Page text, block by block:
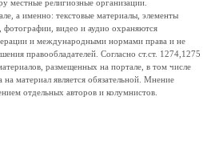
местные религиозные организации.
а именно: текстовые материалы, элементы
фотографии, видео и аудио охраняются
и международными нормами права и не
правообладателей. Согласно ст.ст. 1274,1275
размещенных на портале, в том числе
материал является обязательной. Мнение
отдельных авторов и колумнистов.